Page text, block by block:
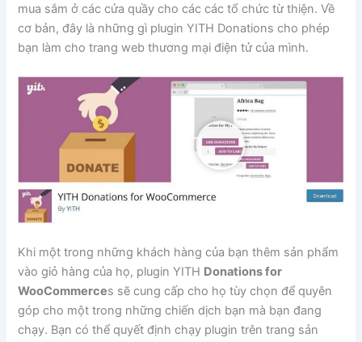
mua sắm ở các cửa quầy cho các các tổ chức từ thiện. Về
cơ bản, đây là những gì plugin YITH Donations cho phép
bạn làm cho trang web thương mại điện tử của mình.
Khi một trong những khách hàng của bạn thêm sản phẩm
vào giỏ hàng của họ, plugin YITH Donations for
WooCommerces sẽ cung cấp cho họ tùy chọn để quyên
góp cho một trong những chiến dịch bạn mà bạn đang
chạy. Bạn có thể quyết định chạy plugin trên trang sản